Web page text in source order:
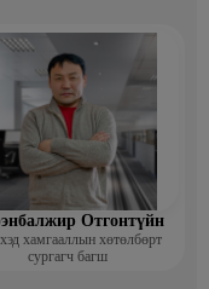
Отгонтүйн
хамгааллын хөтөлбөрт
сургагч багш